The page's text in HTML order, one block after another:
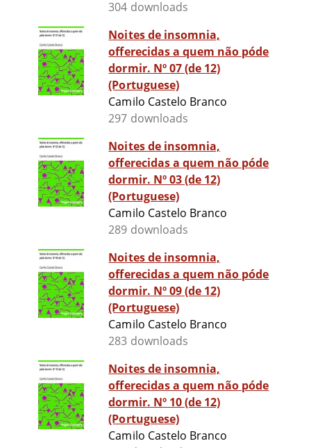
304 downloads
Noites de insomnia,
offerecidas a quem não póde
dormir. Nº 07 (de 12)
(Portuguese)
Camilo Castelo Branco
297 downloads
Noites de insomnia,
offerecidas a quem não póde
dormir. Nº 03 (de 12)
(Portuguese)
Camilo Castelo Branco
289 downloads
Noites de insomnia,
offerecidas a quem não póde
dormir. Nº 09 (de 12)
(Portuguese)
Camilo Castelo Branco
283 downloads
Noites de insomnia,
offerecidas a quem não póde
dormir. Nº 10 (de 12)
(Portuguese)
Camilo Castelo Branco